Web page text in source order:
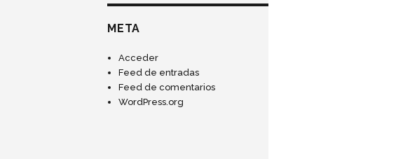
META
Acceder
Feed de entradas
Feed de comentarios
WordPress.org